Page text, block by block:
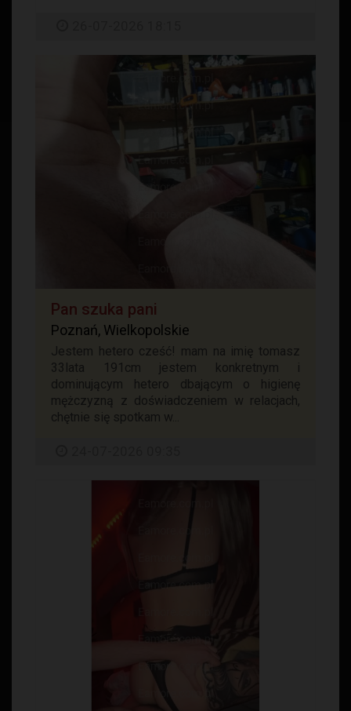
Pan szuka pani
Poznań, Wielkopolskie
Jestem hetero cześć! mam na imię tomasz
33lata 191cm jestem konkretnym i
dominującym hetero dbającym o higienę
mężczyzną z doświadczeniem w relacjach,
chętnie się spotkam w...